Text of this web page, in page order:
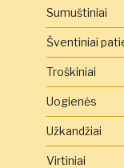
Sumuštiniai
Šventiniai
Troškiniai
Uogienės
Užkandžiai
Virtiniai